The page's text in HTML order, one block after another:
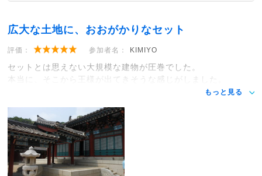
広大な土地に、おおがかりなセット
評価： 参加者名： KIMIYO
セットとは思えない大規模な建物が圧巻でした。
本当に、そこから王様が出てきそうな感じがしました。
もっと見る